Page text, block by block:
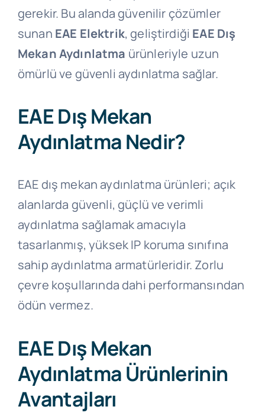
gerekir. Bu alanda güvenilir çözümler
sunan EAE Elektrik, geliştirdiği EAE Dış
Mekan Aydınlatma ürünleriyle uzun
ömürlü ve güvenli aydınlatma sağlar.
EAE Dış Mekan
Aydınlatma Nedir?
EAE dış mekan aydınlatma ürünleri; açık
alanlarda güvenli, güçlü ve verimli
aydınlatma sağlamak amacıyla
tasarlanmış, yüksek IP koruma sınıfına
sahip aydınlatma armatürleridir. Zorlu
çevre koşullarında dahi performansından
ödün vermez.
EAE Dış Mekan
Aydınlatma Ürünlerinin
Avantajları